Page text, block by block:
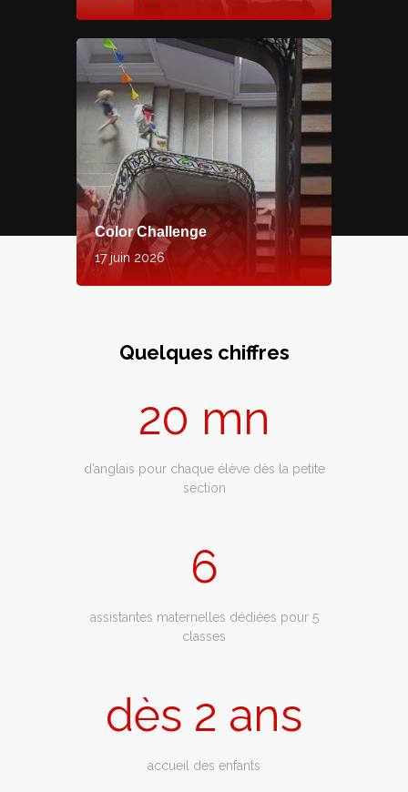
Color Challenge
17 juin 2026
Quelques chiffres
20 mn
d’anglais pour chaque élève dès la petite
section
6
assistantes maternelles dédiées pour 5
classes
dès 2 ans
accueil des enfants